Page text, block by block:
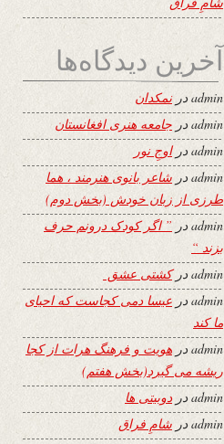
آخرین دیدگاه‌ها
adminدرنمکدان
adminدر جامعه هنری افغانستان
adminدراوجِ نور
adminدر شاعر بانوی هنرمند ، هما
طرزی از زبان خودش (بخش دوم)
adminدر ” اگر کودک درونم حرف
بزند “
adminدرکشتی عشق
adminدر عیسا دمی کجاست که احیای
ما کند
adminدر هویت و فرهنگ هرات از کجا
ریشه می گیرد(بخش هفتم)
adminدردوبیتی ها
admin در شامِ فراق